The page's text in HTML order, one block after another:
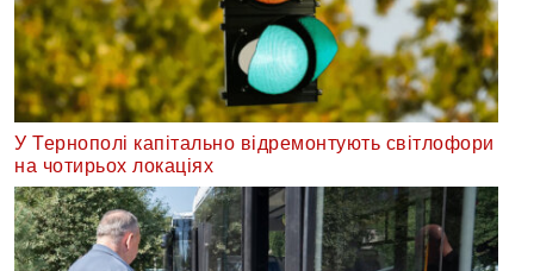
У Тернополі капітально відремонтують світлофори
на чотирьох локаціях